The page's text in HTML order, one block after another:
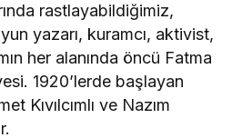
rastlayabildiğimiz,
yazarı, kuramcı, aktivist,
her alanında öncü Fatma
1920’lerde başlayan
Kıvılcımlı ve Nazım